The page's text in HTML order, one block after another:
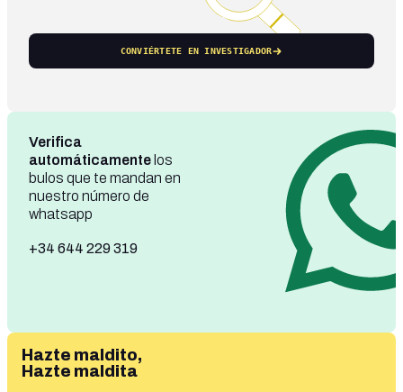
CONVIÉRTETE EN INVESTIGADOR
Verifica
automáticamente los
bulos que te mandan en
nuestro número de
whatsapp
+34 644 229 319
Hazte maldito,
Hazte maldita